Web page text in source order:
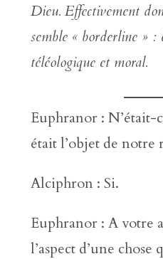
Dieu. Effectivement
semble « borderline » :
téléologique et moral.
Euphranor : N’était-
était l’objet de notre
Alciphron : Si.
Euphranor : A votre
l’aspect d’une